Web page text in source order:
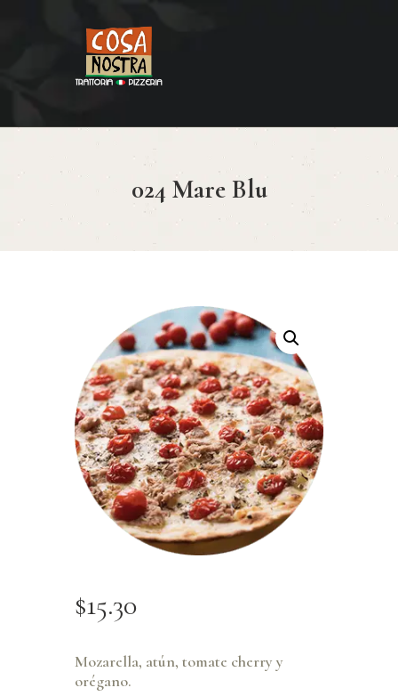
024 Mare Blu
HOME
COSA NOSTRA
MENÚ
RESERVAR
CONTACTO
$15.30
Mozarella, atún, tomate cherry y
orégano.